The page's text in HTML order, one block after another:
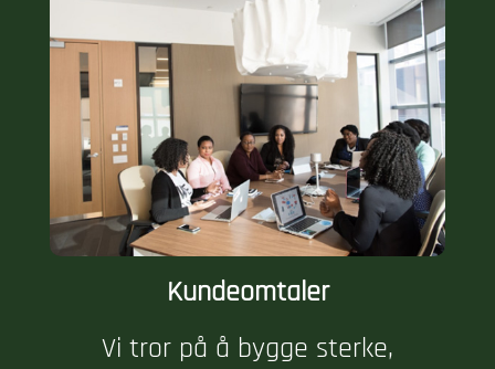
Kundeomtaler
Vi tror på å bygge sterke,